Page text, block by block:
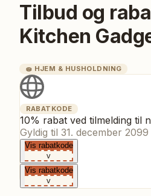
Tilbud og
Kitchen
🧽 HJEM & HUSHOLDNING
RABATKODE
10% rabat ved tilmelding til
Gyldig til 31. december 2099
Vis rabatkode
v
Vis rabatkode
v